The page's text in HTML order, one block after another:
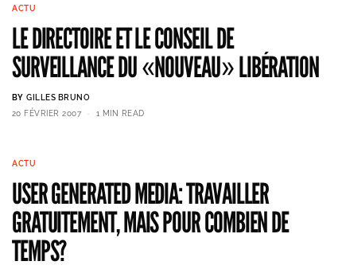
ACTU
LE DIRECTOIRE ET LE CONSEIL DE
SURVEILLANCE DU «NOUVEAU» LIBÉRATION
BY GILLES BRUNO
20 FÉVRIER 2007
1 MIN READ
ACTU
USER GENERATED MEDIA: TRAVAILLER
GRATUITEMENT, MAIS POUR COMBIEN DE
TEMPS?